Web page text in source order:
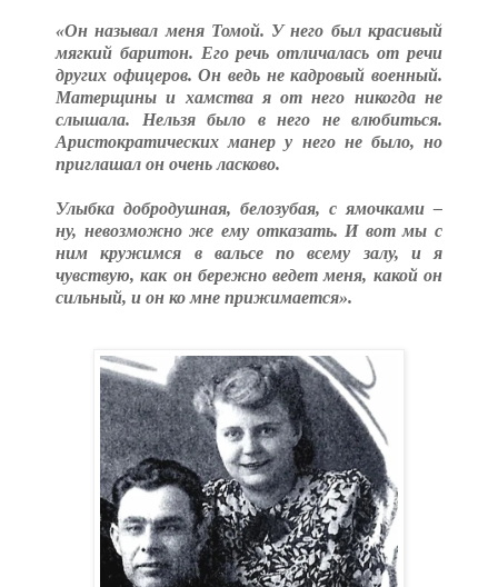
«Он называл меня Томой. У него был красивый
мягкий баритон. Его речь отличалась от речи
других офицеров. Он ведь не кадровый военный.
Матерщины и хамства я от него никогда не
слышала. Нельзя было в него не влюбиться.
Аристократических манер у него не было, но
приглашал он очень ласково.
Улыбка добродушная, белозубая, с ямочками –
ну, невозможно же ему отказать. И вот мы с
ним кружимся в вальсе по всему залу, и я
чувствую, как он бережно ведет меня, какой он
сильный, и он ко мне прижимается».